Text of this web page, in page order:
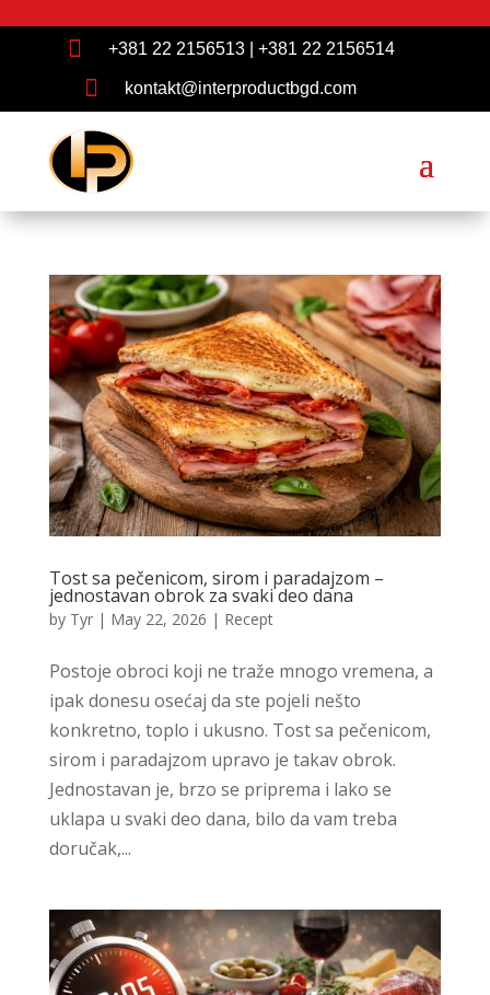
 +381 22 2156513| +381 22 2156514
 kontakt@interproductbgd.com
Tost sa pečenicom, sirom i paradajzom –
jednostavan obrok za svaki deo dana
by Tyr| May 22, 2026 | Recept
Postoje obroci koji ne traže mnogo vremena, a
ipak donesu osećaj da ste pojeli nešto
konkretno, toplo i ukusno. Tost sa pečenicom,
sirom i paradajzom upravo je takav obrok.
Jednostavan je, brzo se priprema i lako se
uklapa u svaki deo dana, bilo da vam treba
doručak,...